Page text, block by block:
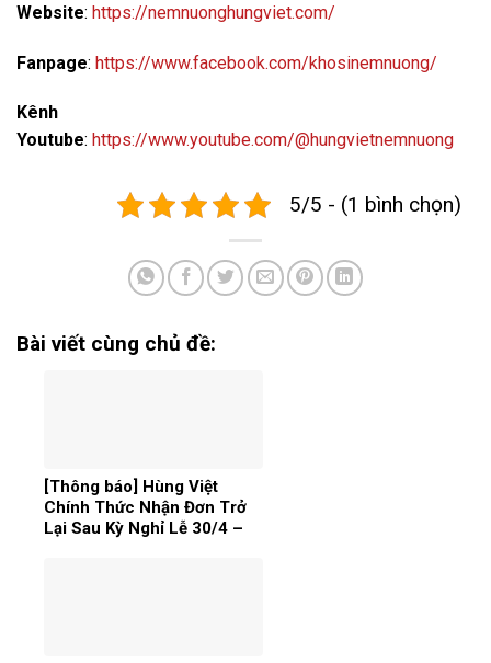
Website: https://nemnuonghungviet.com/
Fanpage: https://www.facebook.com/khosinemnuong/
Kênh
Youtube: https://www.youtube.com/@hungvietnemnuong
5/5 - (1 bình chọn)
Bài viết cùng chủ đề:
[Thông báo] Hùng Việt
Chính Thức Nhận Đơn Trở
Lại Sau Kỳ Nghỉ Lễ 30/4 –